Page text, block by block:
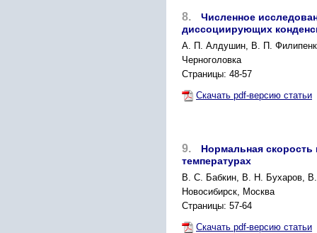
8.
Численное
диссоциирующих
А. П. Алдушин, В. П.
Черноголовка
Страницы: 48-57
Скачать pdf-версию статьи
9.
Нормальная
температурах
В. С. Бабкин, В. Н. Бухаров,
Новосибирск, Москва
Страницы: 57-64
Скачать pdf-версию статьи